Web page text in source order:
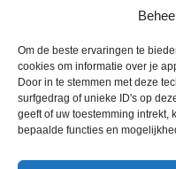
Om de beste ervaringen te
cookies om informatie over je
Door in te stemmen met deze
surfgedrag of unieke ID's op
geeft of uw toestemming
bepaalde functies en
Geplaatst inBerichten